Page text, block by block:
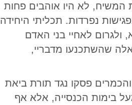
המשיח, לא היו אוהבים פחות
נפרדות. תכליתי היחידה
לאחיי בני האדם
שהשתכנעו מדבריי,
פסקו נגד תורת ביאת
בימות הכנסייה, אלא אף